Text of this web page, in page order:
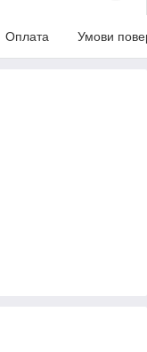
Оплата Умови